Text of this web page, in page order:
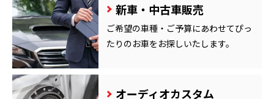
新車・中古車販売
ご希望の車種・ご予算にあわせてぴっ
たりのお車をお探しいたします。
オーディオカスタム